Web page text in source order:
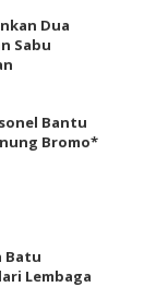
Dua
Sabu
Bantu
Bromo*
Batu
Lembaga